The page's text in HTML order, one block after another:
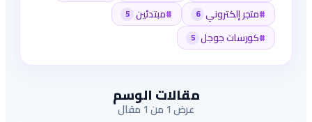
#متجر إلكتروني 6
#مبتدئين 5
#كورسات جوجل 5
مقالات الوسم
عرض 1 من 1 مقال